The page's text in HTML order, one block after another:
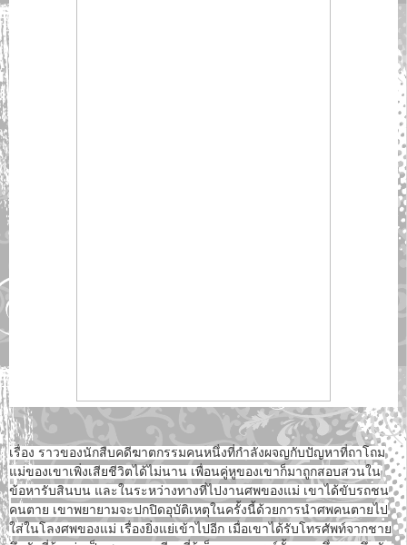
เรื่อง ราวของนักสืบคดีฆาตกรรมคนหนึ่งที่กำลังผจญกับปัญหาที่ถาโถม
แม่ของเขาเพิ่งเสียชีวิตได้ไม่นาน เพื่อนคู่หูของเขาก็มาถูกสอบสวนใน
ข้อหารับสินบน และในระหว่างทางที่ไปงานศพของแม่ เขาได้ขับรถชน
คนตาย เขาพยายามจะปกปิดอุบัติเหตุในครั้งนี้ด้วยการนำศพคนตายไป
ใส่ในโลงศพของแม่ เรื่องยิ่งแย่เข้าไปอีก เมื่อเขาได้รับโทรศัพท์จากชาย